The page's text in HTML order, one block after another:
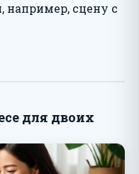
например, сцену с
для двоих